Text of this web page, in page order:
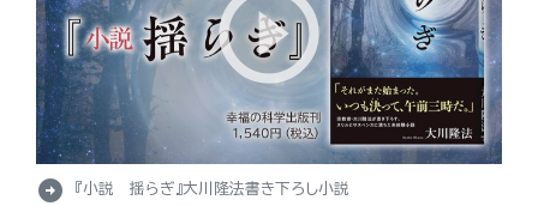
arrow_circle_right 『小説 揺らぎ』大川隆法書き下ろし小説